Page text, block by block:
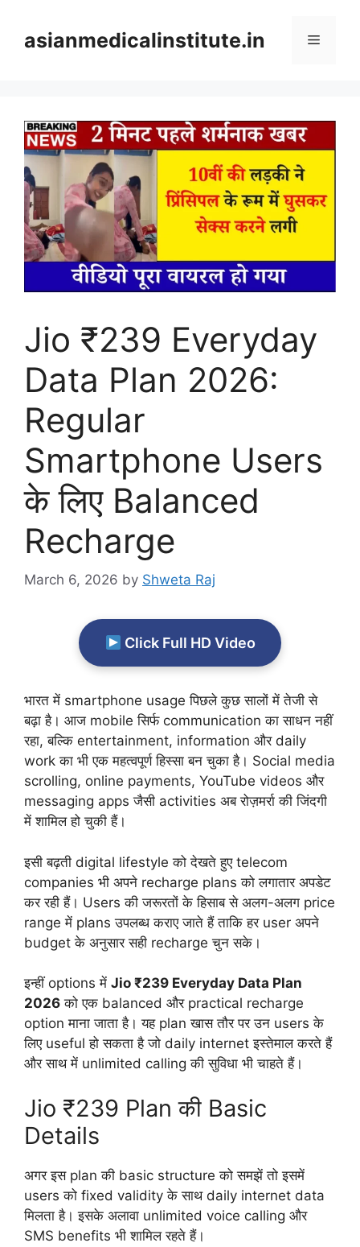
contentasianmedicalinstitute.in Menu
Jio ₹239 Everyday
Data Plan 2026:
Regular
Smartphone Users
के लिए Balanced
Recharge
March 6, 2026 by Shweta Raj
Click Full HD Video
भारत में smartphone usage पिछले कुछ सालों में तेजी से
बढ़ा है। आज mobile सिर्फ communication का साधन नहीं
रहा, बल्कि entertainment, information और daily
work का भी एक महत्वपूर्ण हिस्सा बन चुका है। Social media
scrolling, online payments, YouTube videos और
messaging apps जैसी activities अब रोज़मर्रा की जिंदगी
में शामिल हो चुकी हैं।
इसी बढ़ती digital lifestyle को देखते हुए telecom
companies भी अपने recharge plans को लगातार अपडेट
कर रही हैं। Users की जरूरतों के हिसाब से अलग-अलग price
range में plans उपलब्ध कराए जाते हैं ताकि हर user अपने
budget के अनुसार सही recharge चुन सके।
इन्हीं options में Jio ₹239 Everyday Data Plan
2026 को एक balanced और practical recharge
option माना जाता है। यह plan खास तौर पर उन users के
लिए useful हो सकता है जो daily internet इस्तेमाल करते हैं
और साथ में unlimited calling की सुविधा भी चाहते हैं।
Jio ₹239 Plan की Basic
Details
अगर इस plan की basic structure को समझें तो इसमें
users को fixed validity के साथ daily internet data
मिलता है। इसके अलावा unlimited voice calling और
SMS benefits भी शामिल रहते हैं।